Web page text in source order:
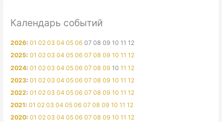
Календарь событий
2026:01 02 03 04 05 06 07 08 09 10 11 12
2025:01 02 03 04 05 06 07 08 09 10 11 12
2024:01 02 03 04 05 06 07 08 09 10 11 12
2023:01 02 03 04 05 06 07 08 09 10 11 12
2022:01 02 03 04 05 06 07 08 09 10 11 12
2021:01 02 03 04 05 06 07 08 09 10 11 12
2020:01 02 03 04 05 06 07 08 09 10 11 12